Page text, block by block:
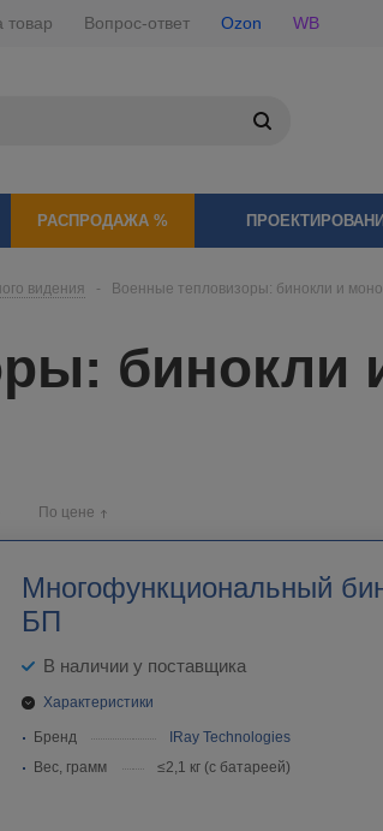
товар Вопрос-ответ Ozon WB
РАСПРОДАЖА %
видения - Военные тепловизоры: бинокли и
бинокли
По цене
Многофункциональный
БП
В наличии у поставщика
Характеристики
Бренд
IRay Technologies
Вес, грамм
≤2,1 кг (с батареей)